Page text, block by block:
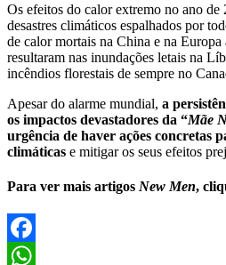
Os efeitos do calor extremo no ano de
desastres climáticos espalhados por
de calor mortais na China e na Europa
resultaram nas inundações letais na
incêndios florestais de sempre no
Apesar do alarme mundial, a
os impactos devastadores da “Mãe
urgência de haver ações concretas
climáticas e mitigar os seus efeitos
Para ver mais artigos New Men,
Facebook